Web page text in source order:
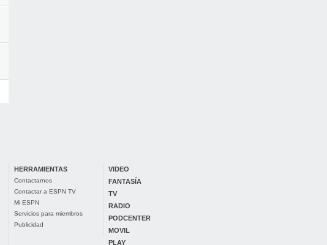
HERRAMIENTAS
Contactarnos
Contactar a ESPN TV
Mi ESPN
Servicios para miembros
Publicidad
VIDEO
FANTASÍA
TV
RADIO
PODCENTER
MOVIL
PLAY